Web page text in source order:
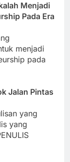
Menjadi
Pada Era
menjadi
pada
Jalan Pintas
yang
yang